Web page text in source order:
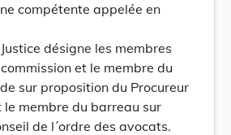
compétente appelée en
désigne les membres
et le membre du
sur proposition du Procureur
le membre du barreau sur
de l´ordre des avocats.